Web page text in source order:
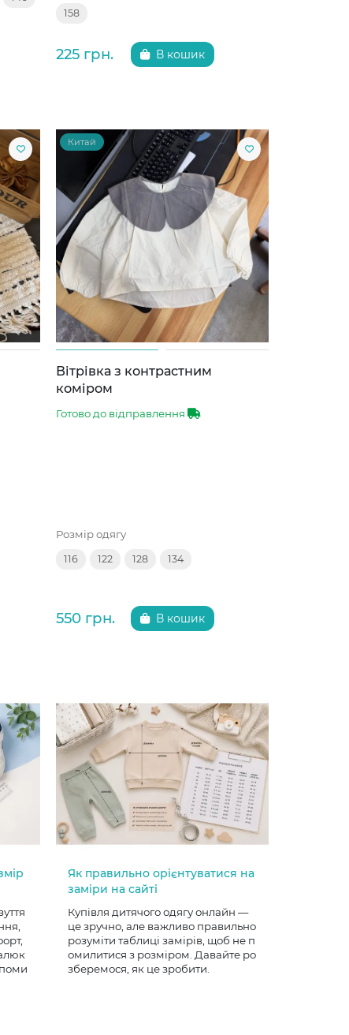
158
225 грн. В кошик
Китай
Вітрівка з контрастним
коміром
Готово до відправлення
Розмір одягу
116 122 128 134
550 грн. В кошик
Як правильно орієнтуватися на
заміри на сайті
Купівля дитячого одягу онлайн —
це зручно, але важливо правильно
розуміти таблиці замірів, щоб не п
омилитися з розміром. Давайте ро
зберемося, як це зробити.